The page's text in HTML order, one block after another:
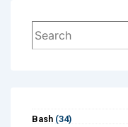
Suchen
Bash (34)